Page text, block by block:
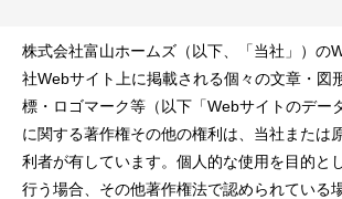
株式会社富山ホームズ（以下、「当社」）の
社Webサイト上に掲載される個々の文章・図
標・ロゴマーク等（以下「Webサイトのデー
に関する著作権その他の権利は、当社または
利者が有しています。個人的な使用を目的と
行う場合、その他著作権法で認められている